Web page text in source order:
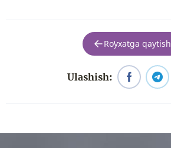
Roʻyxatga qaytish
Ulashish: